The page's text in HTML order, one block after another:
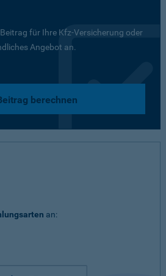
für Ihre Kfz-Versicherung oder
Angebot an.
berechnen
an: